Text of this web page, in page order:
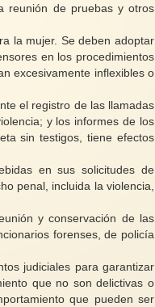
reunión de pruebas y otros
la mujer. Se deben adoptar
en los procedimientos
excesivamente inflexibles o
el registro de las llamadas
y los informes de los
sin testigos, tiene efectos
en sus solicitudes de
penal, incluida la violencia,
y conservación de las
forenses, de policía
judiciales para garantizar
que no son delictivas o
que pueden ser